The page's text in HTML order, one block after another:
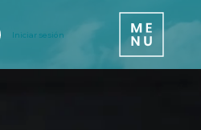
Iniciar sesión